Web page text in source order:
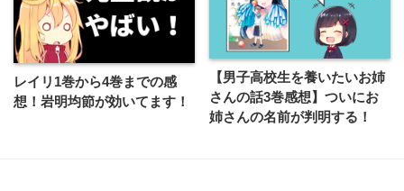
レイリ1巻から4巻までの感
想！岩明均節が効いてます！
【男子高校生を養いたいお姉
さんの話3巻感想】ついにお
姉さんの名前が判明する！